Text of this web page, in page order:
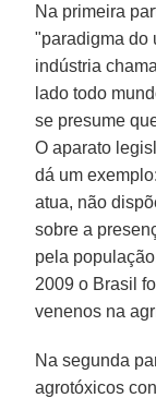
Na primeira
"paradigma do
indústria
lado todo
se presume
O aparato
dá um
atua, não
sobre a
pela
2009 o Brasil
venenos na
Na segunda
agrotóxicos